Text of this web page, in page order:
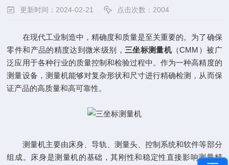
更新时间：2024-02-21 点击次数：2004
在现代工业制造中，精确度和质量是至关重要的。为了确保
零件和产品的精度达到微米级别， 三坐标测量机（CMM）被广
泛应用于各种行业的质量控制和检验过程中。作为一种高精度的
测量设备，测量机能够对复杂形状和尺寸进行精确检测，从而保
证产品的高质量和高可靠性。
测量机主要由床身、导轨、测量头、控制系统和软件等部分
组成。床身是测量机的基础，其刚性和稳定性直接影响测量精